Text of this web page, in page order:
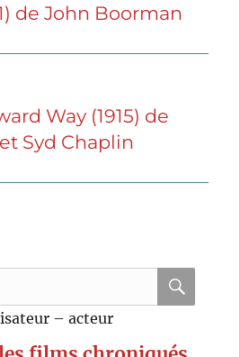
de John Boorman
Way (1915) de
Syd Chaplin
– acteur